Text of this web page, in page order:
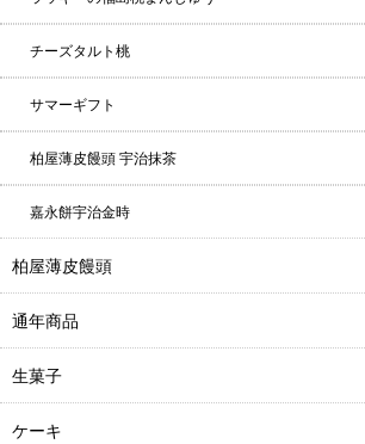
チーズタルト桃
サマーギフト
柏屋薄皮饅頭 宇治抹茶
嘉永餅宇治金時
柏屋薄皮饅頭
通年商品
生菓子
ケーキ